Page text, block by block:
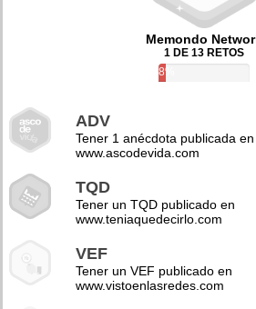
Memondo
1 DE 13 RETOS
8%
ADV
Tener 1 anécdota publicada en
www.ascodevida.com
TQD
Tener un TQD publicado en
www.teniaquedecirlo.com
VEF
Tener un VEF publicado en
www.vistoenlasredes.com